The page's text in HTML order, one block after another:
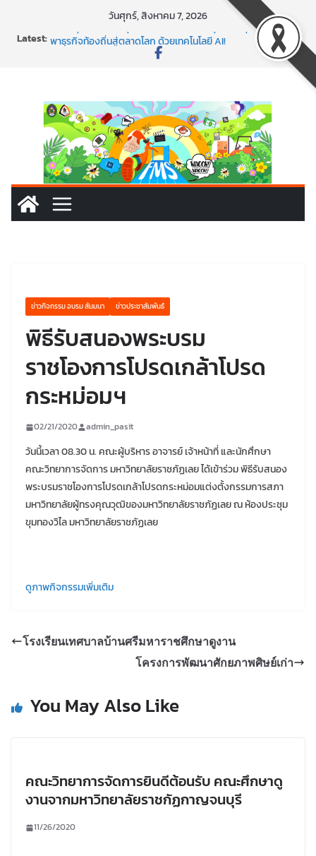
วันศุกร์, สิงหาคม 7, 2026
Latest:พร้อมลุยแล้ว! ปักหมุดโรดแมป AI อัปสกิลธุรกิจให้พุ่งทะยาน
พาธุรกิจท้องถิ่นสู่ตลาดโลก ด้วยเทคโนโลยี AI!
SMEs ยุคนี้ ถ้าไม่ใช้ AI ถือว่าพลาดมาก!
นอกจากเทคโนโลยีจะล้ำ หัวใจคนทำธุรกิจก็ต้องสตรอง!
ข่าวกิจกรรม อบรม สัมมนา ข่าวประชาสัมพันธ์
พิธีรับสนองพระบรม
ราชโองการโปรดเกล้าโปรด
กระหม่อมฯ
02/21/2020 admin_pasit
วันนี้เวลา 08.30 น. คณะผู้บริหาร อาจารย์ เจ้าหน้าที่ และนักศึกษา
คณะวิทยาการจัดการ มหาวิทยาลัยราชภัฏเลย ได้เข้าร่วม พิธีรับสนอง
พระบรมราชโองการโปรดเกล้าโปรดกระหม่อมแต่งตั้งกรรมการสภา
มหาวิทยาลัยผู้ทรงคุณวุฒิของมหาวิทยาลัยราชภัฏเลย ณ ห้องประชุม
ขุมทองวิไล มหาวิทยาลัยราชภัฏเลย
ดูภาพกิจกรรมเพิ่มเติม
โรงเรียนเทศบาลบ้านศรีมหาราชศึกษาดูงาน
โครงการพัฒนาศักยภาพศิษย์เก่า
You May Also Like
คณะวิทยาการจัดการยินดีต้อนรับ คณะศึกษาดู
งานจากมหาวิทยาลัยราชกัฏกาญจนบุรี
11/26/2020